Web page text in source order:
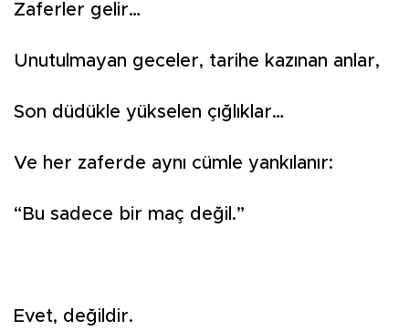
Zaferler gelir…
Unutulmayan geceler, tarihe kazınan anlar,
Son düdükle yükselen çığlıklar…
Ve her zaferde aynı cümle yankılanır:
“Bu sadece bir maç değil.”
Evet, değildir.